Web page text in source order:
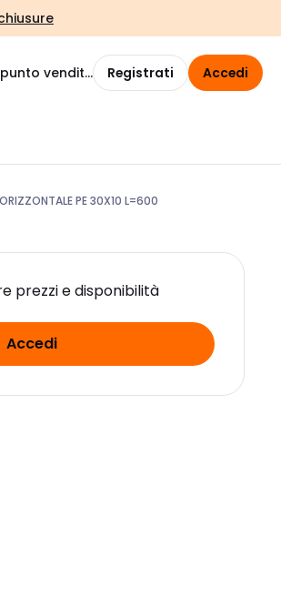
vendita Registrati Accedi
PE 30X10 L=600
prezzi e disponibilità
Accedi